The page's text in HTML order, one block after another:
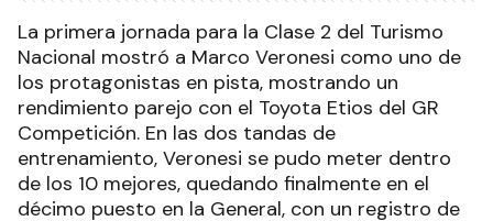
La primera jornada para la Clase 2 del Turismo
Nacional mostró a Marco Veronesi como uno de
los protagonistas en pista, mostrando un
rendimiento parejo con el Toyota Etios del GR
Competición. En las dos tandas de
entrenamiento, Veronesi se pudo meter dentro
de los 10 mejores, quedando finalmente en el
décimo puesto en la General, con un registro de